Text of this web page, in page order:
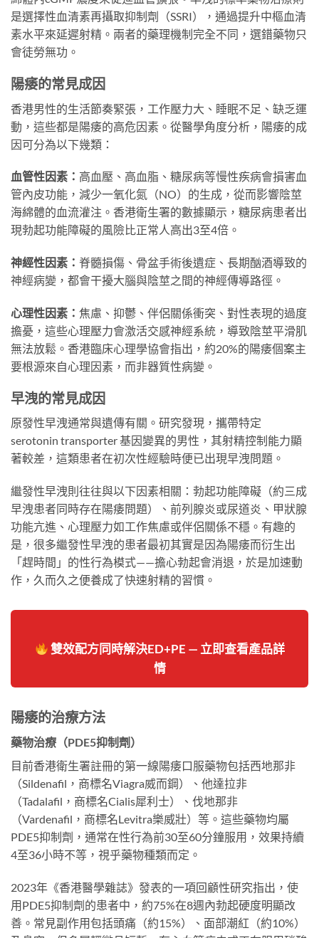
是選擇性血清素再攝取抑制劑（SSRI），通過提升中樞血清
素水平來延遲射精。兩者的藥理機制完全不同，選錯藥物只
會徒勞無功。
陽痿的常見成因
香港男性的生活節奏緊張，工作壓力大、睡眠不足、缺乏運
動，這些都是陽痿的高危因素。從醫學角度分析，陽痿的成
因可分為以下幾類：
血管性因素： 高血壓、高血脂、糖尿病等慢性疾病會損害血
管內皮功能，減少一氧化氮（NO）的生成，從而影響陰莖
海綿體的血流灌注。香港衛生署的數據顯示，糖尿病患者出
現勃起功能障礙的風險比正常人高出3至4倍。
神經性因素： 脊髓損傷、骨盆手術後遺症、長期酗酒導致的
神經病變，都會干擾大腦與陰莖之間的神經傳導路徑。
心理性因素： 焦慮、抑鬱、伴侶關係衝突、對性表現的過度
擔憂，這些心理壓力會激活交感神經系統，導致陰莖平滑肌
無法放鬆。香港臨床心理學協會指出，約20%的陽痿個案主
要根源來自心理因素，而非器質性病變。
早洩的常見成因
原發性早洩通常與遺傳有關。研究發現，攜帶特定
serotonin transporter 基因變異的男性，其射精控制能力顯
著較差，這類患者在初次性經驗時便已出現早洩問題。
繼發性早洩則往往與以下因素相關：勃起功能障礙（約三成
早洩患者同時存在陽痿問題）、前列腺炎或尿道炎、甲狀腺
功能亢進、心理壓力如工作焦慮或伴侶關係不穩。有趣的
是，很多繼發性早洩的患者最初其實是因為陽痿而衍生出
「趕時間」的性行為模式——擔心勃起會消退，於是加速動
作，久而久之便養成了快速射精的習慣。
雙效配方同時解決ED+PE — 立即查看產品詳
情
陽痿的治療方法
藥物治療（PDE5抑制劑）
目前香港衛生署註冊的第一線陽痿口服藥物包括西地那非
（Sildenafil，商標名Viagra威而鋼）、他達拉非
（Tadalafil，商標名Cialis犀利士）、伐地那非
（Vardenafil，商標名Levitra樂威壯）等。這些藥物均屬
PDE5抑制劑，通常在性行為前30至60分鐘服用，效果持續
4至36小時不等，視乎藥物種類而定。
2023年《香港醫學雜誌》發表的一項回顧性研究指出，使
用PDE5抑制劑的患者中，約75%在8週內勃起硬度明顯改
善。常見副作用包括頭痛（約15%）、面部潮紅（約10%）